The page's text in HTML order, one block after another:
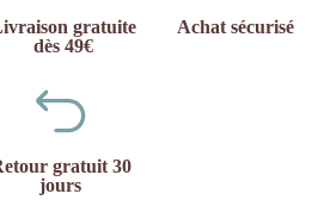
gratuite
dès 49€
Achat sécurisé
gratuit 30
jours